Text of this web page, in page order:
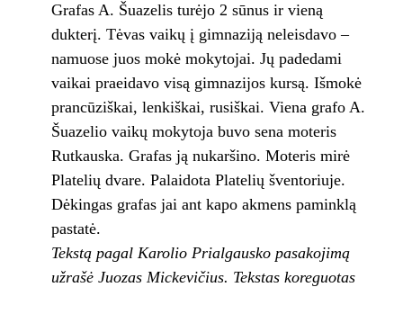
Grafas A. Šuazelis turėjo 2 sūnus ir vieną
dukterį. Tėvas vaikų į gimnaziją neleisdavo –
namuose juos mokė mokytojai. Jų padedami
vaikai praeidavo visą gimnazijos kursą. Išmokė
prancūziškai, lenkiškai, rusiškai. Viena grafo A.
Šuazelio vaikų mokytoja buvo sena moteris
Rutkauska. Grafas ją nukaršino. Moteris mirė
Platelių dvare. Palaidota Platelių šventoriuje.
Dėkingas grafas jai ant kapo akmens paminklą
pastatė.
Tekstą pagal Karolio Prialgausko pasakojimą
užrašė Juozas Mickevičius. Tekstas koreguotas